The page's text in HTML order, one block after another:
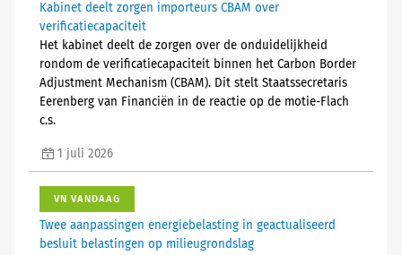
Kabinet deelt zorgen importeurs CBAM over
verificatiecapaciteit
Het kabinet deelt de zorgen over de onduidelijkheid
rondom de verificatiecapaciteit binnen het Carbon Border
Adjustment Mechanism (CBAM). Dit stelt Staatssecretaris
Eerenberg van Financiën in de reactie op de motie-Flach
c.s.
1 juli 2026
VN VANDAAG
Twee aanpassingen energiebelasting in geactualiseerd
besluit belastingen op milieugrondslag